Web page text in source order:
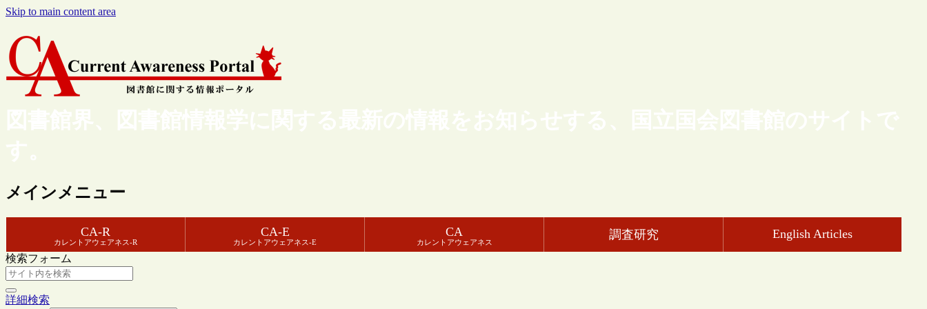
Skip to main content area
図書館界、図書館情報学に関する最新の情報をお知らせする、国立国会図書館のサイトで
す。
メインメニュー
CA-R
カレントアウェアネス-R
CA-E
カレントアウェアネス-E
CA
カレントアウェアネス
調査研究 English Articles
検索フォーム
詳細検索